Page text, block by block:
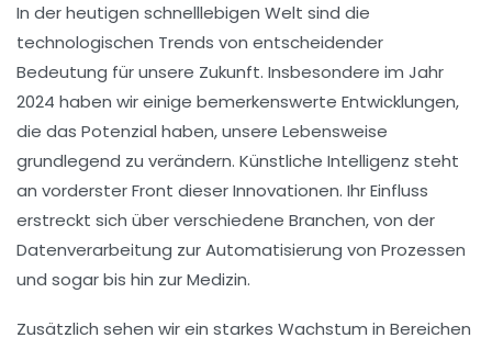
In der heutigen schnelllebigen Welt sind die
technologischen Trends von entscheidender
Bedeutung für unsere Zukunft. Insbesondere im Jahr
2024 haben wir einige bemerkenswerte Entwicklungen,
die das Potenzial haben, unsere Lebensweise
grundlegend zu verändern. Künstliche Intelligenz steht
an vorderster Front dieser Innovationen. Ihr Einfluss
erstreckt sich über verschiedene Branchen, von der
Datenverarbeitung zurAutomatisierung von Prozessen
und sogar bis hin zurMedizin.
Zusätzlich sehen wir ein starkes Wachstum in Bereichen